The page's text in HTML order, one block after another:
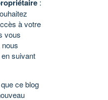
:
à votre
vous
suivant
ce blog